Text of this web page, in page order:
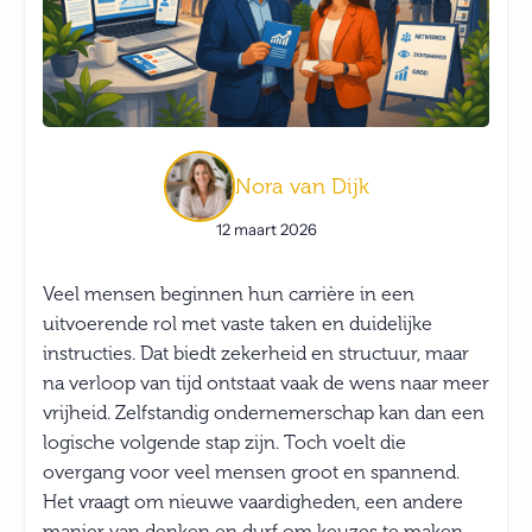
Nora van Dijk
12 maart 2026
Veel mensen beginnen hun carrière in een
uitvoerende rol met vaste taken en duidelijke
instructies. Dat biedt zekerheid en structuur, maar
na verloop van tijd ontstaat vaak de wens naar meer
vrijheid. Zelfstandig ondernemerschap kan dan een
logische volgende stap zijn. Toch voelt die
overgang voor veel mensen groot en spannend.
Het vraagt om nieuwe vaardigheden, een andere